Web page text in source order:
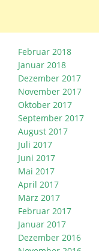
Februar 2018
Januar 2018
Dezember 2017
November 2017
Oktober 2017
September 2017
August 2017
Juli 2017
Juni 2017
Mai 2017
April 2017
März 2017
Februar 2017
Januar 2017
Dezember 2016